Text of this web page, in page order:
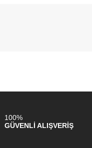
100%
GÜVENLİ ALIŞVERİŞ